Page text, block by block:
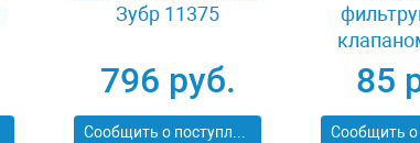
Зубр 11375
796 руб.
Сообщить о поступлении
85